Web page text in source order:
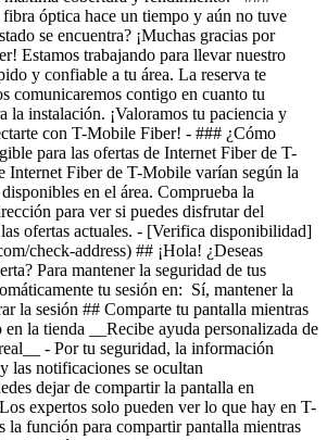
- [Verifica disponibilidad]
check-address) ## ¡Hola! ¿Deseas
Para mantener la seguridad de tus
tu sesión en: Sí, mantener la
la sesión ## Comparte tu pantalla mientras
en la tienda __Recibe ayuda personalizada de
- Por tu seguridad, la información
las notificaciones se ocultan
dejar de compartir la pantalla en
expertos solo pueden ver lo que hay en T-
la función para compartir pantalla mientras